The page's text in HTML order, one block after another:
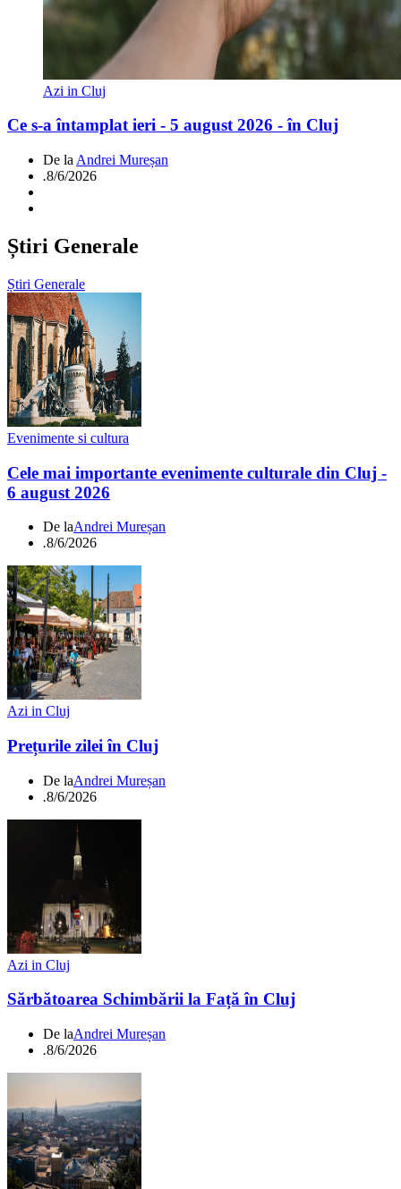
Azi in Cluj
Ce s-a întamplat ieri - 5 august 2026 - în Cluj
De la Andrei Mureșan
.8/6/2026
Știri Generale
Știri Generale
Evenimente si cultura
Cele mai importante evenimente culturale din Cluj -
6 august 2026
De laAndrei Mureșan
.8/6/2026
Azi in Cluj
Prețurile zilei în Cluj
De laAndrei Mureșan
.8/6/2026
Azi in Cluj
Sărbătoarea Schimbării la Față în Cluj
De laAndrei Mureșan
.8/6/2026